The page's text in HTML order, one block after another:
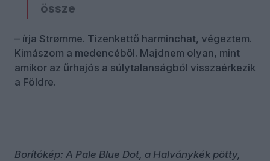
össze
– írja Strømme. Tizenkettő harminchat, végeztem.
Kimászom a medencéből. Majdnem olyan, mint
amikor az űrhajós a súlytalanságból visszaérkezik
a Földre.
Borítókép: A Pale Blue Dot, a Halványkék pötty,